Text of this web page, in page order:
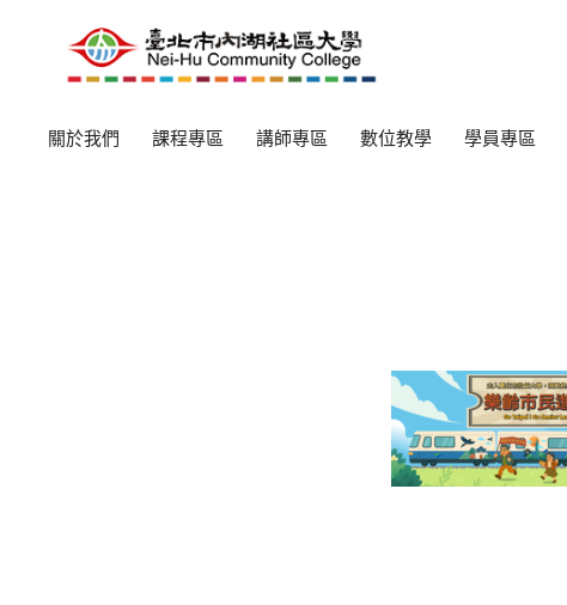
關於我們 課程專區 講師專區 數位教學 學員專區